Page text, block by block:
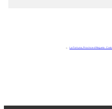
← La Fortuna, ⁨Province d’Alajuela⁩ .